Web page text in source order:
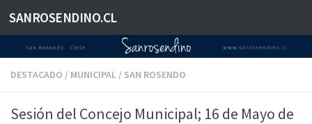
Saltar al contenido
SANROSENDINO.CL
DESTACADO / MUNICIPAL / SAN ROSENDO
Sesión del Concejo Municipal; 16 de Mayo de